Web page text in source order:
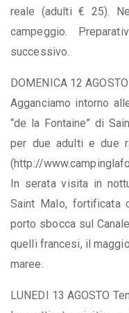
reale (adulti € 25).
campeggio.
successivo.
DOMENICA 12
Agganciamo intorno
“de la Fontaine” di
per due adulti e due
(http://
In serata visita in
Saint Malo, fortificata
porto sbocca sul
quelli francesi, il
maree.
LUNEDI 13 AGOSTO